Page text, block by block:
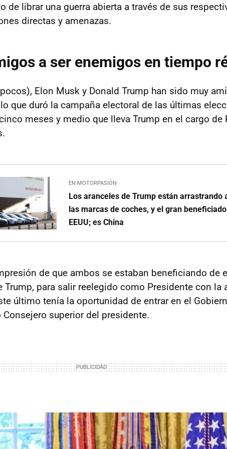
de librar una guerra abierta a través de sus
directas y amenazas.
a ser enemigos en tiempo
Elon Musk y Donald Trump han sido muy
que duró la campaña electoral de las últimas
meses y medio que lleva Trump en el cargo de
EN MOTORPASIÓN
Los aranceles de Trump están arrastrando
las marcas de coches, y el gran
EEUU; es China
de que ambos se estaban beneficiando de
Trump, para salir reelegido como Presidente con la
último tenía la oportunidad de entrar en el
superior del presidente.